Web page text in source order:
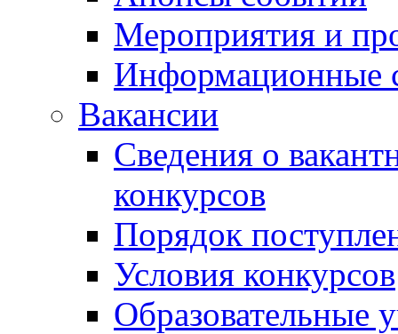
Мероприятия и
Информационные
Вакансии
Сведения о
конкурсов
Порядок
Условия конкурсов
Образовательные